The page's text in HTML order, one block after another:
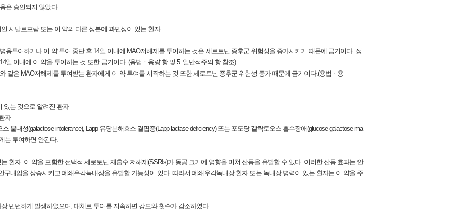
은 승인되지 않았다.
시탈로프람 또는 이 약의 다른 성분에 과민성이 있는 환자
용투여하거나 이 약 투여 중단 후 14일 이내에 MAO저해제를 투여하는 것은 세로토닌 증후군 위험성을 증가시키기 때문에 금기이다. 정
일 이내에 이 약을 투여하는 것 또한 금기이다. (용법ㆍ용량 항 및 5. 일반적주의 항 참조)
같은 MAO저해제를 투여받는 환자에게 이 약 투여를 시작하는 것 또한 세로토닌 증후군 위험성 증가 때문에 금기이다.(용법ㆍ용
있는 것으로 알려진 환자
자
불내성(galactose intolerance), Lapp 유당분해효소 결핍증(Lapp lactase deficiency) 또는 포도당-갈락토오스 흡수장애(glucose-galactose ma
는 투여하면 안된다.
환자: 이 약을 포함한 선택적 세로토닌 재흡수 저해제(SSRIs)가 동공 크기에 영향을 미쳐 산동을 유발할 수 있다. 이러한 산동 효과는 안
구내압을 상승시키고 폐쇄우각녹내장을 유발할 가능성이 있다. 따라서 폐쇄우각녹내장 환자 또는 녹내장 병력이 있는 환자는 이 약을 주
빈번하게 발생하였으며, 대체로 투여를 지속하면 강도와 횟수가 감소하였다.